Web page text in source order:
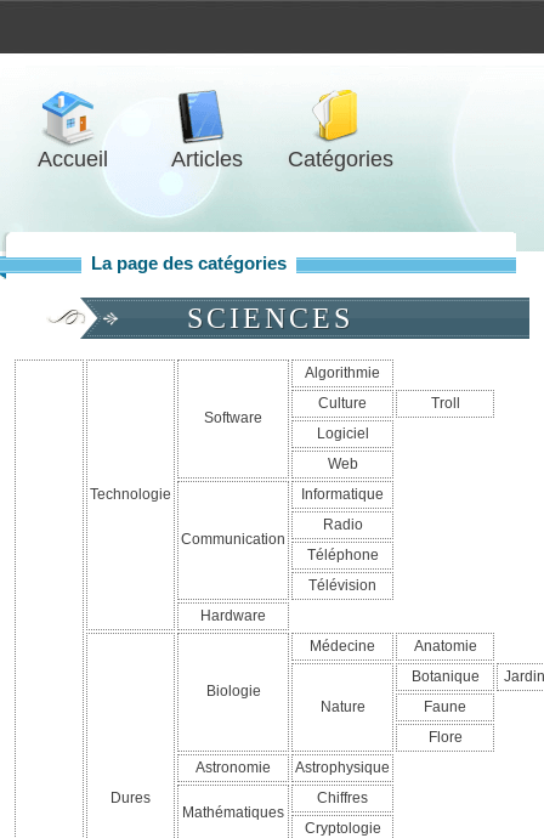
Accueil Articles Catégories
La page des catégories
SCIENCES
Technologie
Software
Algorithmie
Culture
Troll
Logiciel
Web
Communication
Informatique
Radio
Téléphone
Télévision
Hardware
Dures
Biologie
Médecine Anatomie
Nature
Botanique
Faune
Flore
Astronomie
Astrophysique
Mathématiques
Chiffres
Cryptologie